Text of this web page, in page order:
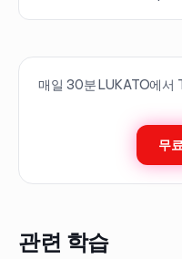
매일 30분 LUKATO에서
무
관련 학습